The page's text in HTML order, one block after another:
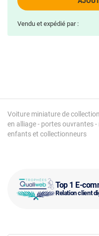
Top 1 E-
Relation client
Voiture miniature de
en alliage - portes ouvrantes
enfants et collectionneurs
Vendu et expédié par :